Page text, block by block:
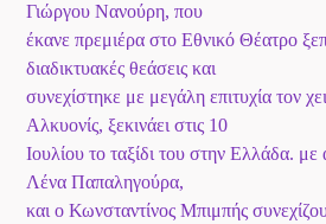
Γιώργου Νανούρη, που
έκανε πρεμιέρα στο Εθνικό Θέατρο
διαδικτυακές θεάσεις και
συνεχίστηκε με μεγάλη επιτυχία τον
Αλκυονίς, ξεκινάει στις 10
Ιουλίου το ταξίδι του στην Ελλάδα.
Λένα Παπαληγούρα,
και ο Κωνσταντίνος Μπιμπής